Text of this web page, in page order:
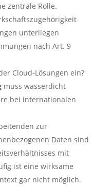
zentrale Rolle.
unterliegen
nach Art. 9
Cloud-Lösungen ein?
muss wasserdicht
bei internationalen
zur
Daten sind
mit
ist eine wirksame
gar nicht möglich.